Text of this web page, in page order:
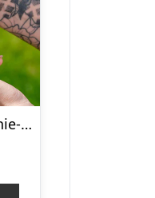
Portabel Smoothie-blender – KitchPro